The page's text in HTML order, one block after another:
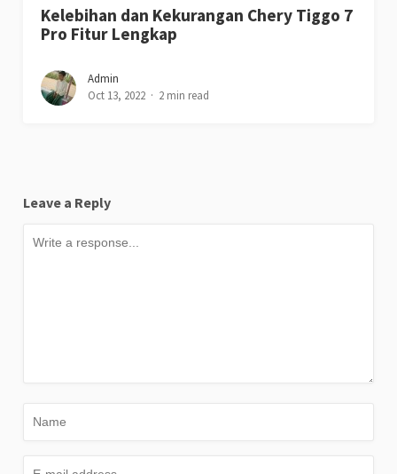
Kelebihan dan Kekurangan Chery Tiggo 7
Pro Fitur Lengkap
Admin
Oct 13, 2022
2 min read
Leave a Reply